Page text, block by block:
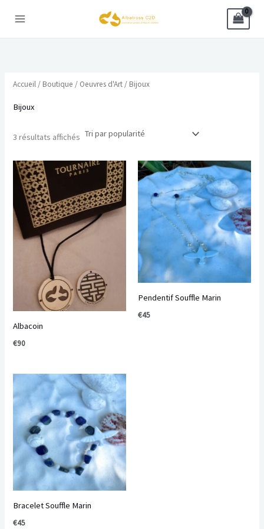
Accueil / Boutique / Oeuvres d'Art / Bijoux
Bijoux
3 résultats affichés Trié
Albacoin
€90
Pendentif Souffle Marin
€45
Bracelet Souffle Marin
€45